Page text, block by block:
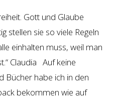
Gott und Glaube
stellen sie so viele Regeln
einhalten muss, weil man
Claudia Auf keine
Bücher habe ich in den
bekommen wie auf